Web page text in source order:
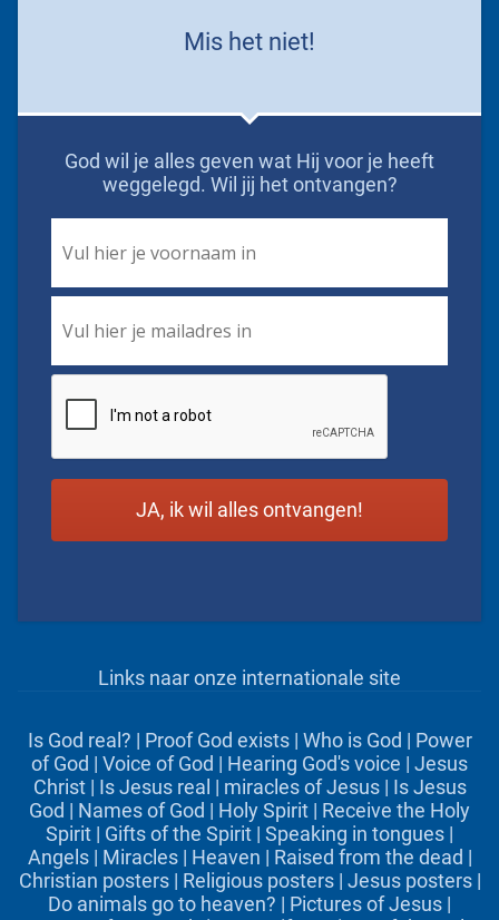
Mis het niet!
God wil je alles geven wat Hij voor je heeft
weggelegd. Wil jij het ontvangen?
Name *
Links naar onze internationale site
Is God real? | Proof God exists| Who is God | Power
of God | Voice of God | Hearing God's voice | Jesus
Christ| Is Jesus real | miracles of Jesus| Is Jesus
God | Names of God | Holy Spirit | Receive the Holy
Spirit | Gifts of the Spirit | Speaking in tongues |
Angels| Miracles| Heaven | Raised from the dead |
Christian posters| Religious posters| Jesus posters|
Do animals go to heaven? | Pictures of Jesus |